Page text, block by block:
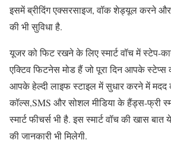
इसमें ब्रीदिंग एक्सरसाइज, वॉक शेड्यूल करने
की भी सुविधा है.
यूजर को फिट रखने के लिए स्मार्ट वॉच में स्टेप-
एक्टिव फिटनेस मोड हैं जो पूरा दिन आपके स्टेप्स
आपके हेल्दी लाइफ स्टाइल में सुधार करने में
कॉल्स,SMS और सोशल मीडिया के हैंड्स-फ्री
स्मार्ट फीचर्स भी है. इस स्मार्ट वॉच की खास
की जानकारी भी मिलेगी.